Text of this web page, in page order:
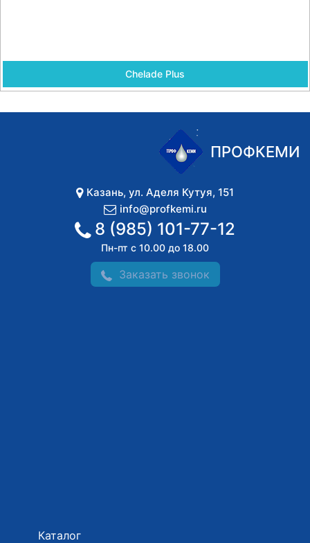
Chelade Plus
ПРОФКЕМИ
Казань, ул. Аделя Кутуя, 151
info@profkemi.ru
8 (985) 101-77-12
Пн-пт с 10.00 до 18.00
Заказать звонок
Каталог